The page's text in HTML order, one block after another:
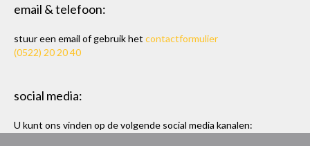
email & telefoon:
stuur een email of gebruik het contactformulier
(0522) 20 20 40
social media:
U kunt ons vinden op de volgende social media kanalen: